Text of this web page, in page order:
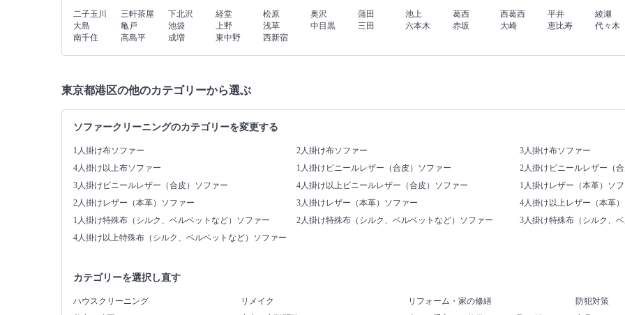
二子玉川 三軒茶屋 下北沢 経堂 松原 奥沢 蒲田 池上 葛西 西葛西 平井 綾瀬
大島
亀戸 池袋 上野 浅草 中目黒 三田 六本木 赤坂 大崎 恵比寿 代々木
南千住
高島平 成増 東中野 西新宿
東京都港区の他のカテゴリーから選ぶ
ソファークリーニングのカテゴリーを変更する
1人掛け布ソファー 2人掛け布ソファー
3人掛け布ソファー
4人掛け以上布ソファー
1人掛けビニールレザー（合皮）ソファー
2人掛けビニールレザー（
3人掛けビニールレザー（合皮）ソファー
4人掛け以上ビニールレザー（合皮）ソファー
1人掛けレザー（本革）ソ
2人掛けレザー（本革）ソファー
3人掛けレザー（本革）ソファー
4人掛け以上レザー（本革
1人掛け特殊布（シルク、ベルベットなど）ソファー
2人掛け特殊布（シルク、ベルベットなど）ソファー
3人掛け特殊布（シルク、
4人掛け以上特殊布（シルク、ベルベットなど）ソファー
カテゴリーを選択し直す
ハウスクリーニング リメイク リフォーム・家の修繕
防犯対策